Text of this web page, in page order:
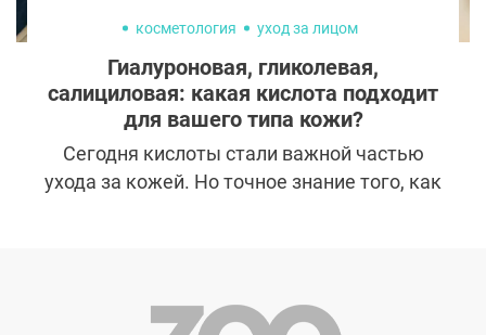
косметология уход за лицом
Гиалуроновая, гликолевая,
салициловая: какая кислота подходит
для вашего типа кожи?
Сегодня кислоты стали важной частью
ухода за кожей. Но точное знание того, как